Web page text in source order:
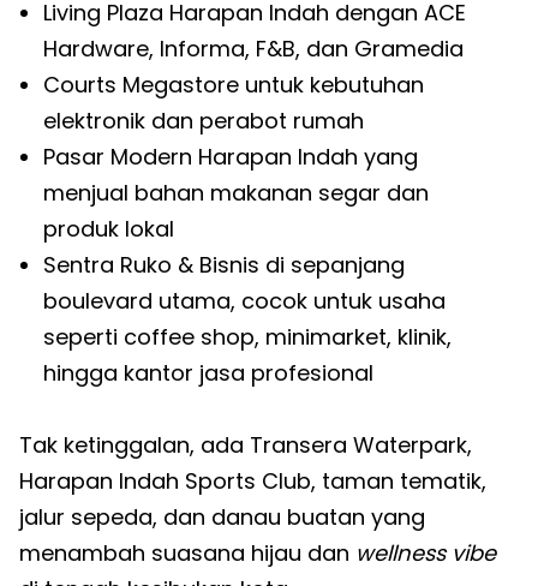
Living Plaza Harapan Indah dengan ACE
Hardware, Informa, F&B, dan Gramedia
Courts Megastore untuk kebutuhan
elektronik dan perabot rumah
Pasar Modern Harapan Indah yang
menjual bahan makanan segar dan
produk lokal
Sentra Ruko & Bisnis di sepanjang
boulevard utama, cocok untuk usaha
seperti coffee shop, minimarket, klinik,
hingga kantor jasa profesional
Tak ketinggalan, ada Transera Waterpark,
Harapan Indah Sports Club, taman tematik,
jalur sepeda, dan danau buatan yang
menambah suasana hijau dan wellness vibe